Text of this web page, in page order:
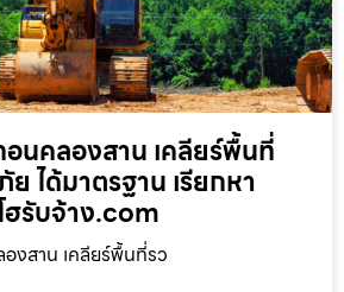
อนคลองสาน เคลียร์พื้นที่
ได้มาตรฐาน เรียกหา
รับจ้าง.com
งสาน เคลียร์พื้นที่รว